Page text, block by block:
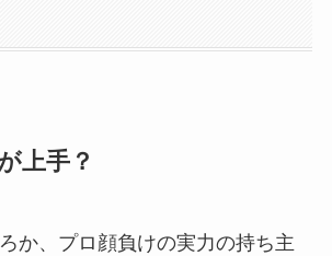
上手？
か、プロ顔負けの実力の持ち主